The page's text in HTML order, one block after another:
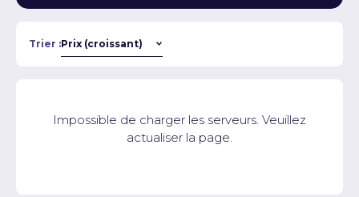
Trier :
Impossible de charger les serveurs. Veuillez
actualiser la page.